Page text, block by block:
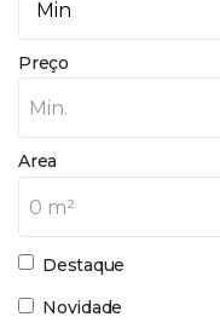
Preço
Min.
Area
0 m²
Destaque
Novidade